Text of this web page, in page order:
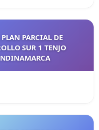
PARCIAL DE
SUR 1 TENJO